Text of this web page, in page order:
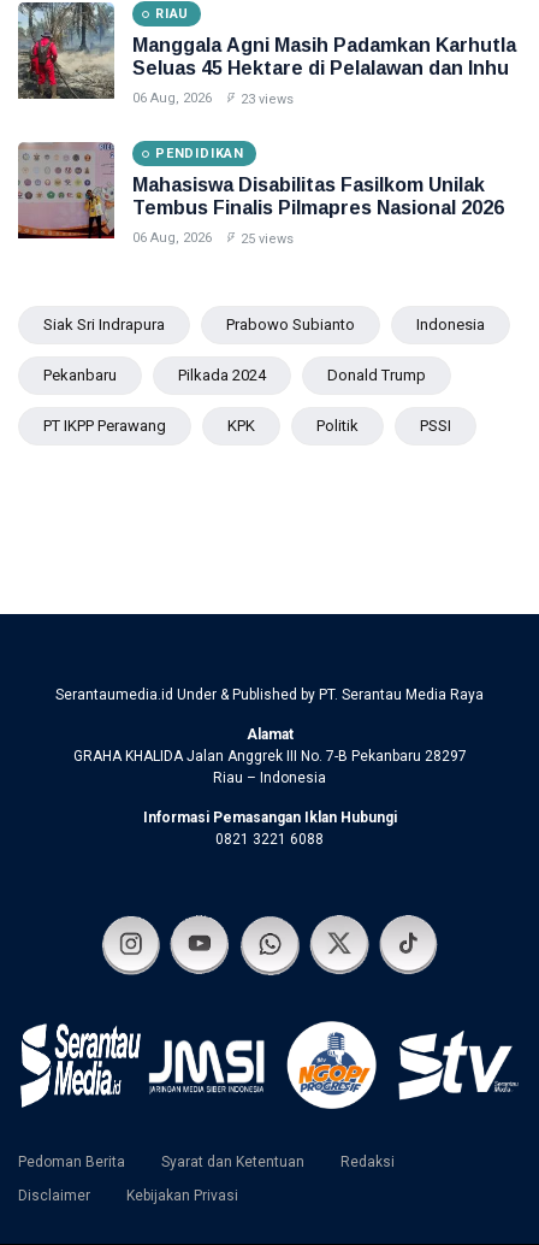
RIAU
Manggala Agni Masih Padamkan Karhutla
Seluas 45 Hektare di Pelalawan dan Inhu
06 Aug, 2026 23 views
PENDIDIKAN
Mahasiswa Disabilitas Fasilkom Unilak
Tembus Finalis Pilmapres Nasional 2026
06 Aug, 2026 25 views
Siak Sri Indrapura Prabowo Subianto Indonesia
Pekanbaru Pilkada 2024 Donald Trump
PT IKPP Perawang KPK Politik PSSI
Serantaumedia.id Under & Published by PT. Serantau Media Raya
Alamat
GRAHA KHALIDA Jalan Anggrek III No. 7-B Pekanbaru 28297
Riau – Indonesia
Informasi Pemasangan Iklan Hubungi
0821 3221 6088
Pedoman Berita Syarat dan Ketentuan
Redaksi
Disclaimer
Kebijakan Privasi